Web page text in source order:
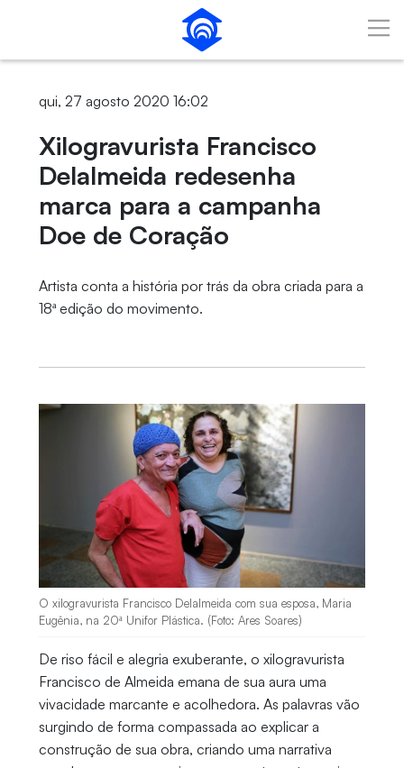
Pular para o Conteúdo principal
qui, 27 agosto 2020 16:02
Xilogravurista Francisco
Delalmeida redesenha
marca para a campanha
Doe de Coração
Artista conta a história por trás da obra criada para a
18ª edição do movimento.
O xilogravurista Francisco Delalmeida com sua esposa, Maria
Eugênia, na 20ª Unifor Plástica. (Foto: Ares Soares)
De riso fácil e alegria exuberante, o xilogravurista
Francisco de Almeida emana de sua aura uma
vivacidade marcante e acolhedora. As palavras vão
surgindo de forma compassada ao explicar a
construção de sua obra, criando uma narrativa